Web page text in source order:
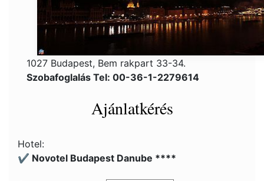
1027 Budapest, Bem rakpart 33-34.
Szobafoglalás Tel: 00-36-1-2279614
Ajánlatkérés
Hotel:
✔️ Novotel Budapest Danube ****